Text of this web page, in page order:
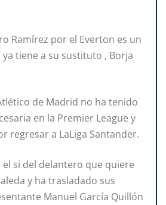
Ramírez por el Everton es un
ya tiene a su sustituto , Borja
de Madrid no ha tenido
en la Premier League y
regresar a LaLiga Santander.
el si del delantero que quiere
y ha trasladado sus
Manuel García Quillón